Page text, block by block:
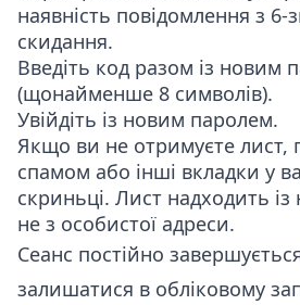
наявність повідомлення з
скидання.
Введіть код разом із новим
(щонайменше 8 символів).
Увійдіть із новим паролем.
Якщо ви не отримуєте лист,
спамом або інші вкладки у
скриньці. Лист надходить
не з особистої адреси.
Сеанс постійно
залишатися в обліковому